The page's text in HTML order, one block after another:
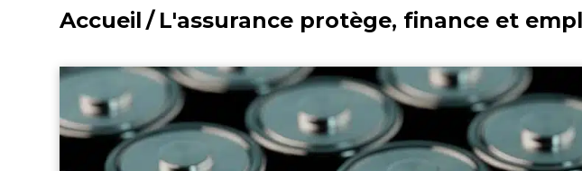
Accueil / L'assurance protège, finance et